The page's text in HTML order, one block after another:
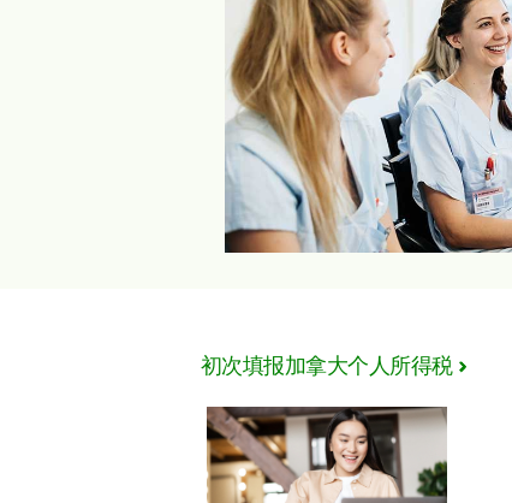
初次填报加拿大个人所得税